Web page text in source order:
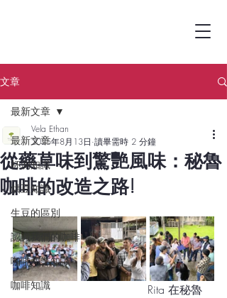
文章
最新文章
杯測知識
烘豆知識
生豆的區別
認識我們的咖啡
咖啡商業知識
咖啡知識
最新文章
從藥草味到驚艷風味：秘魯
咖啡的改造之路!
Vela Ethan
2025年8月13日 讀畢需時 2 分鐘
                                      Rita 在秘魯